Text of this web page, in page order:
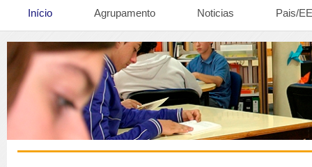
Início Agrupamento Noticias Pais/EE